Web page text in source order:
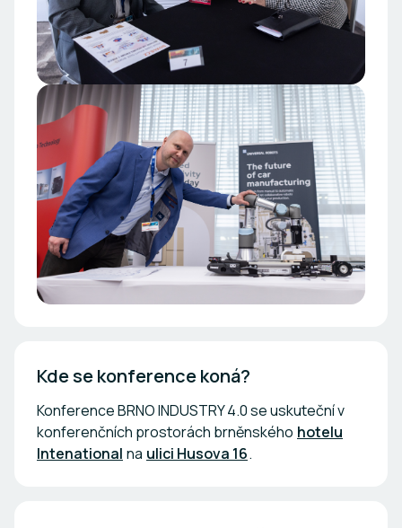
Kde se konference koná?
Konference BRNO INDUSTRY 4.0 se uskuteční v
konferenčních prostorách brněnského hotelu
Intenational na ulici Husova 16.